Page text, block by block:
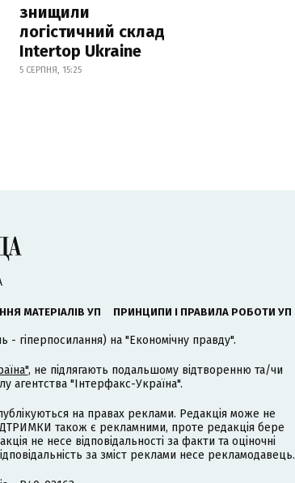
знищили
логістичний склад
Intertop Ukraine
5 СЕРПНЯ, 15:25
МАТЕРІАЛІВ УП ПРИНЦИПИ І ПРАВИЛА РОБОТИ УП
- гіперпосилання) на "Економічну правду".
, не підлягають подальшому відтворенню та/чи
агентства "Інтерфакс-Україна".
на правах реклами. Редакція може не
також є рекламними, проте редакція бере
не несе відповідальності за факти та оціночні
за зміст реклами несе рекламодавець.